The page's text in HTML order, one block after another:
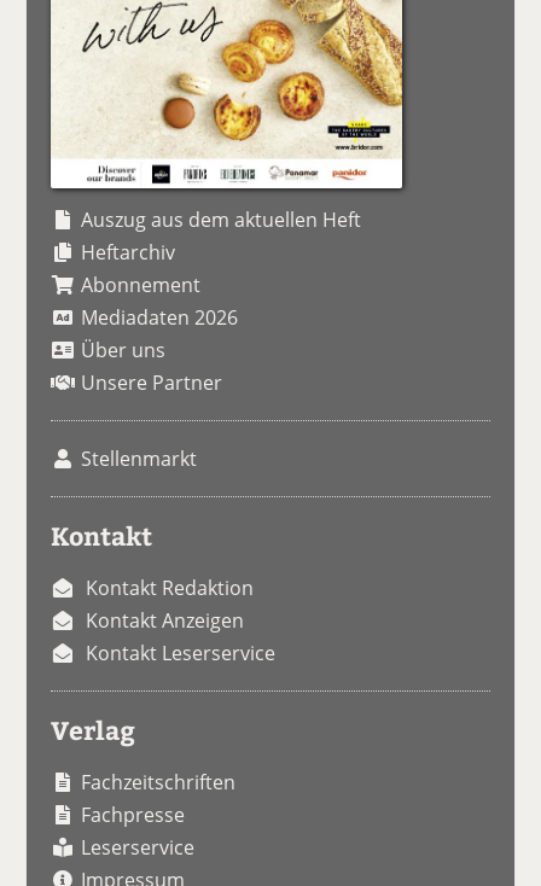
Auszug aus dem aktuellen Heft
Heftarchiv
Abonnement
Mediadaten 2026
Über uns
Unsere Partner
Stellenmarkt
Kontakt
Kontakt Redaktion
Kontakt Anzeigen
Kontakt Leserservice
Verlag
Fachzeitschriften
Fachpresse
Leserservice
Impressum